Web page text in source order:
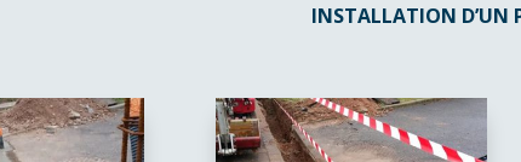
INSTALLATION D’UN